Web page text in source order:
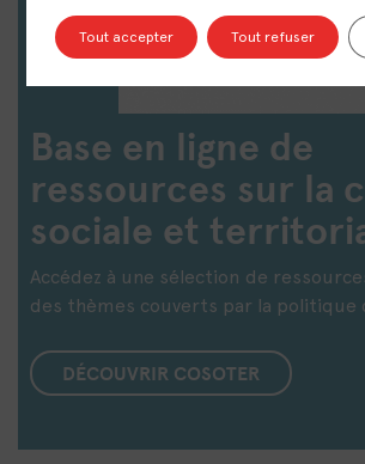
Base en ligne de
ressources sur la
sociale et
Accédez à une sélection de
des thèmes couverts par la politique
DÉCOUVRIR COSOTER
Tout accepter Tout refuser